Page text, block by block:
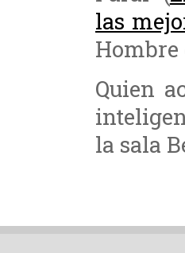
las
Hombre
Quien
la sala